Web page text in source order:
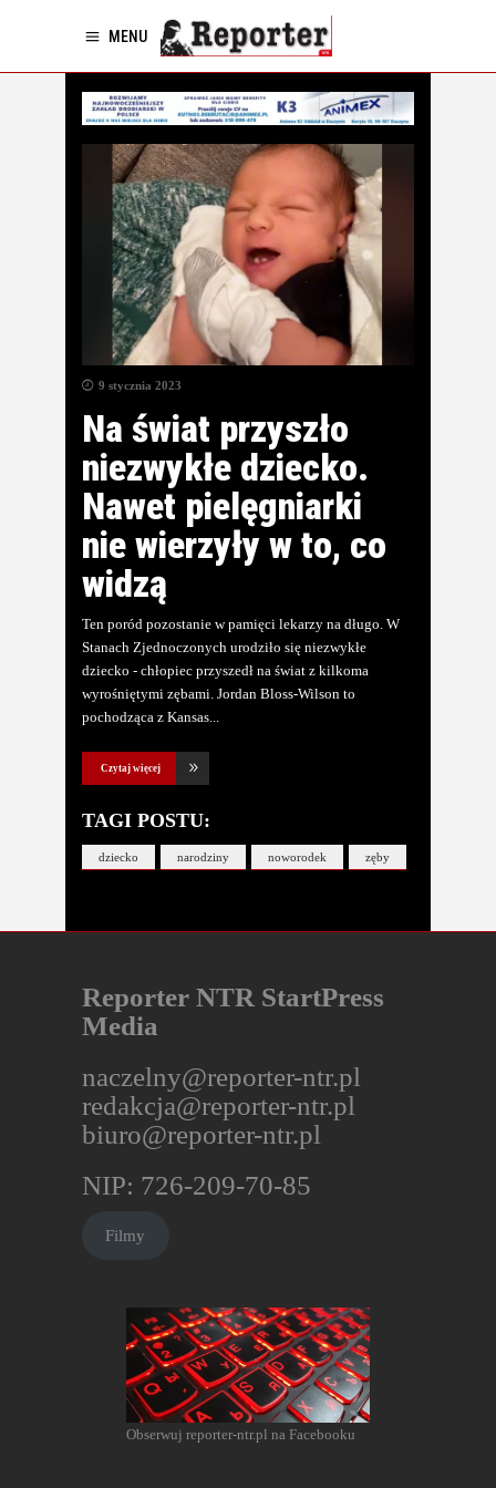
MENU
9 stycznia 2023
Na świat przyszło
niezwykłe dziecko.
Nawet pielęgniarki
nie wierzyły w to, co
widzą
Ten poród pozostanie w pamięci lekarzy na długo. W
Stanach Zjednoczonych urodziło się niezwykłe
dziecko - chłopiec przyszedł na świat z kilkoma
wyrośniętymi zębami. Jordan Bloss-Wilson to
pochodząca z Kansas
Czytaj więcej
TAGI POSTU:
dziecko narodziny noworodek zęby
Reporter NTR StartPress
Media
naczelny@reporter-ntr.pl
redakcja@reporter-ntr.pl
biuro@reporter-ntr.pl
NIP: 726-209-70-85
Filmy
Obserwuj reporter-ntr.pl na Facebooku